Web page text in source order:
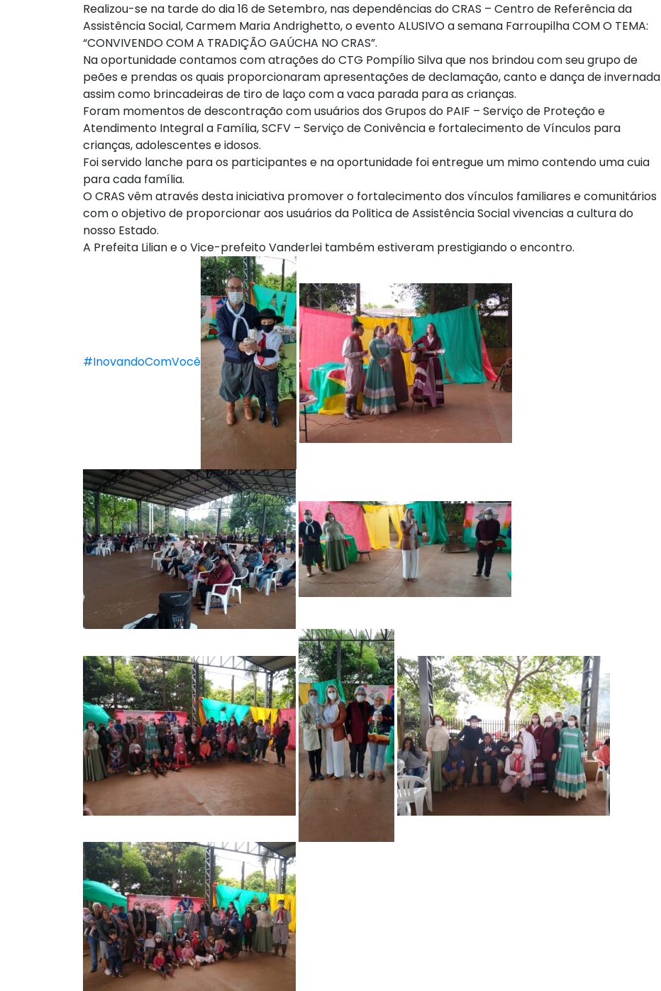
Realizou-se na tarde do dia 16 de Setembro, nas dependências do CRAS – Centro de Referência da
Assistência Social, Carmem Maria Andrighetto, o evento ALUSIVO a semana Farroupilha COM O TEMA:
“CONVIVENDO COM A TRADIÇÃO GAÚCHA NO CRAS”.
Na oportunidade contamos com atrações do CTG Pompílio Silva que nos brindou com seu grupo de
peões e prendas os quais proporcionaram apresentações de declamação, canto e dança de invernada
assim como brincadeiras de tiro de laço com a vaca parada para as crianças.
Foram momentos de descontração com usuários dos Grupos do PAIF – Serviço de Proteção e
Atendimento Integral a Família, SCFV – Serviço de Conivência e fortalecimento de Vínculos para
crianças, adolescentes e idosos.
Foi servido lanche para os participantes e na oportunidade foi entregue um mimo contendo uma cuia
para cada família.
O CRAS vêm através desta iniciativa promover o fortalecimento dos vínculos familiares e comunitários
com o objetivo de proporcionar aos usuários da Politica de Assistência Social vivencias a cultura do
nosso Estado.
A Prefeita Lilian e o Vice-prefeito Vanderlei também estiveram prestigiando o encontro.
#InovandoComVocê